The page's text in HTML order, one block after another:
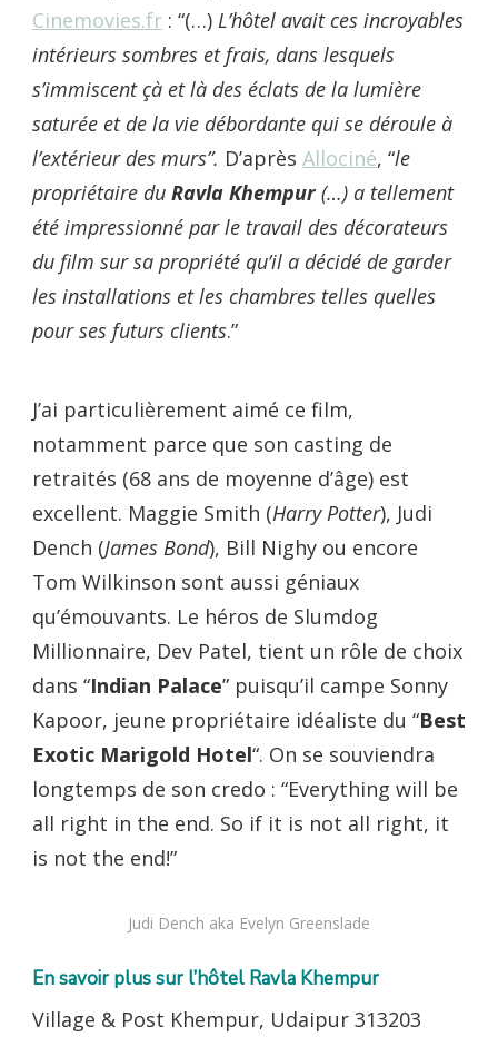
Cinemovies.fr : “(…) L’hôtel avait ces incroyables
intérieurs sombres et frais, dans lesquels
s’immiscent çà et là des éclats de la lumière
saturée et de la vie débordante qui se déroule à
l’extérieur des murs”. D’après Allociné, “le
propriétaire du Ravla Khempur (…) a tellement
été impressionné par le travail des décorateurs
du film sur sa propriété qu’il a décidé de garder
les installations et les chambres telles quelles
pour ses futurs clients.”
J’ai particulièrement aimé ce film,
notamment parce que son casting de
retraités (68 ans de moyenne d’âge) est
excellent. Maggie Smith (Harry Potter), Judi
Dench (James Bond), Bill Nighy ou encore
Tom Wilkinson sont aussi géniaux
qu’émouvants. Le héros de Slumdog
Millionnaire, Dev Patel, tient un rôle de choix
dans “Indian Palace” puisqu’il campe Sonny
Kapoor, jeune propriétaire idéaliste du “Best
Exotic Marigold Hotel“. On se souviendra
longtemps de son credo : “Everything will be
all right in the end. So if it is not all right, it
is not the end!”
Judi Dench aka Evelyn Greenslade
En savoir plus sur l’hôtel Ravla Khempur
Village & Post Khempur, Udaipur 313203